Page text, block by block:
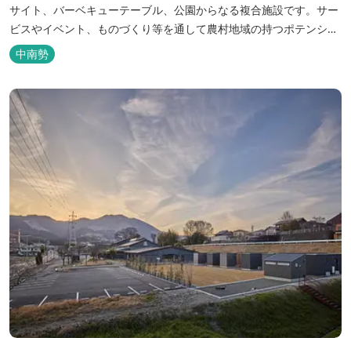
サイト、バーベキューテーブル、公園からなる複合施設です。サー
ビスやイベント、ものづくり等を通して農村地域の持つポテンシャ
ルを発信しています。 めだかやタガメなど水生生物が生息し、初夏
にはホタルが飛び交う「メダカ池」や、約９０００本のあじさいが
植えられた「あじさいの小径」を散策し、遠い昔に過ごした懐かし
い田舎にタイムスリップしてみま...
中南勢